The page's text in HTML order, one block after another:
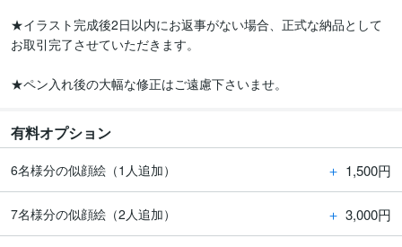
★イラスト完成後2日以内にお返事がない場合、正式な納品として
お取引完了させていただきます。
有料オプション
6名様分の似顔絵（1人追加） ＋ 1,500円
7名様分の似顔絵（2人追加） ＋ 3,000円